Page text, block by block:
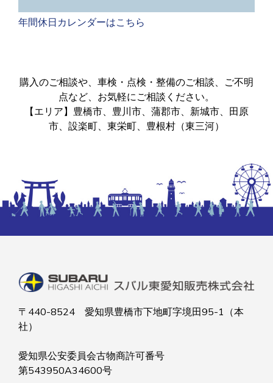
年間休日カレンダーはこちら
購入のご相談や、車検・点検・整備のご相談、ご不明
点など、お気軽にご相談ください。
【エリア】豊橋市、豊川市、蒲郡市、新城市、田原
市、設楽町、東栄町、豊根村（東三河）
〒440-8524 愛知県豊橋市下地町字境田95-1（本
社）
愛知県公安委員会古物商許可番号
第543950A34600号